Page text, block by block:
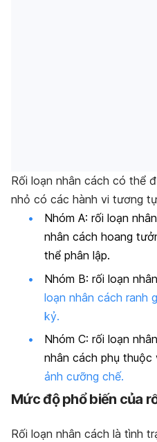
Rối loạn nhân cách có thể
nhỏ có các hành vi tương
Nhóm A: rối loạn
nhân cách hoang
thể phân lập.
Nhóm B: rối loạn
loạn nhân cách ranh
kỷ.
Nhóm C: rối loạn
nhân cách phụ thuộc
ảnh cưỡng chế.
Mức độ phổ biến của
Rối loạn nhân cách là tình